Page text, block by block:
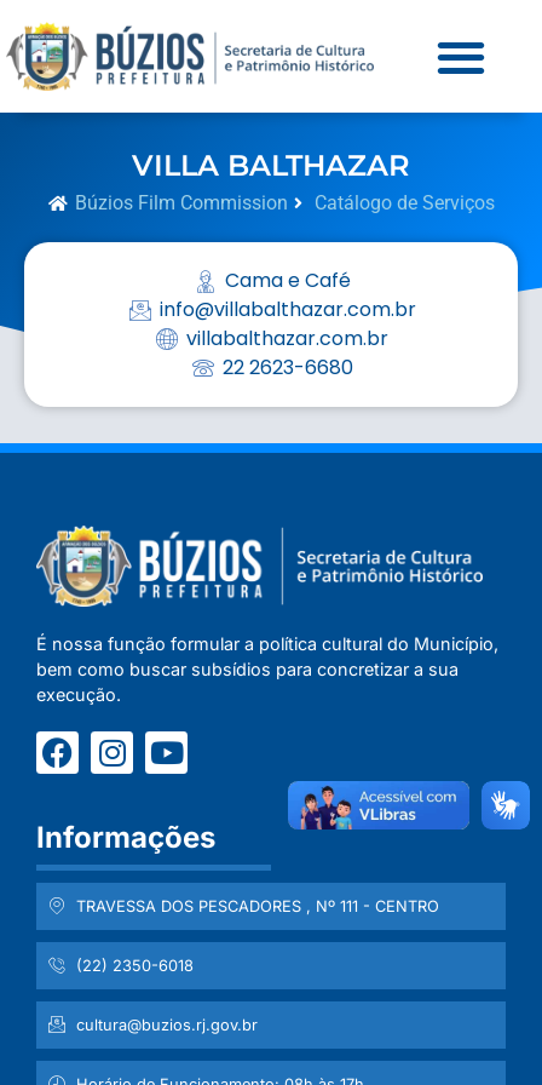
VILLA BALTHAZAR
Búzios Film Commission Catálogo de Serviços
Cama e Café
info@villabalthazar.com.br
villabalthazar.com.br
22 2623-6680
É nossa função formular a política cultural do Município,
bem como buscar subsídios para concretizar a sua
execução.
Informações
TRAVESSA DOS PESCADORES , Nº 111 - CENTRO
(22) 2350-6018
cultura@buzios.rj.gov.br